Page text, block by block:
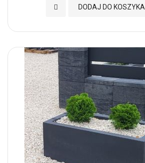
DODAJ DO KOSZYKA
Dodaj do Ulubionych